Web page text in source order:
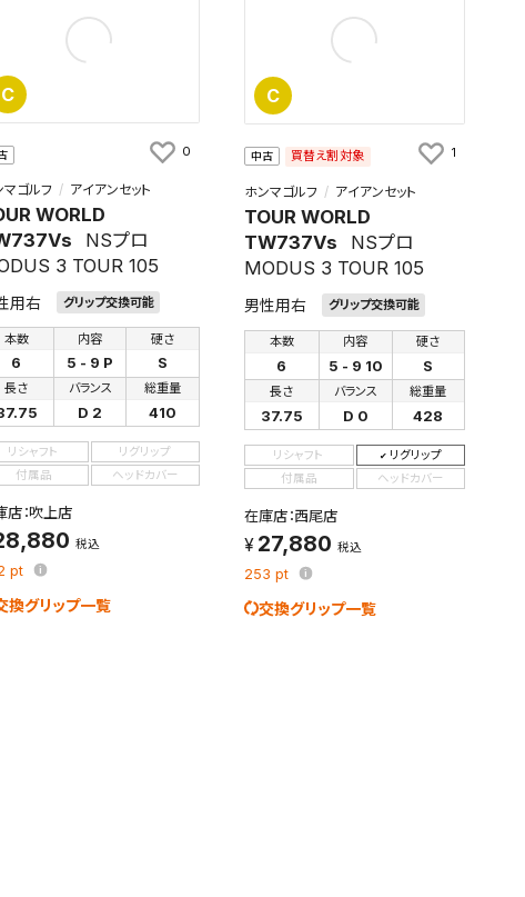
C
マゴルフ アイアンセット
WORLD
NSプロ
3 TOUR 105
用右 グリップ交換可能
本数
6
内容
5 - 9 P
硬さ
S
長さ バランス
D 2
総重量
410
リシャフト
リグリップ
付属品
ヘッドカバー
店：吹上店
税込
pt
換グリップ一覧
0
C
中古 買替え割対象
ホンマゴルフ アイアンセット
TOUR WORLD
TW737Vs
NSプロ
MODUS 3 TOUR 105
男性用右 グリップ交換可能
本数
6
内容
5 - 9 10
硬さ
S
長さ
37.75
バランス
D 0
総重量
428
リシャフト
リグリップ
付属品
ヘッドカバー
在庫店：西尾店
27,880 税込
253pt
交換グリップ一覧
1
条件を変更